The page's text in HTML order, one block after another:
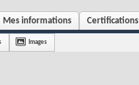
Mes informations Certifications
Images